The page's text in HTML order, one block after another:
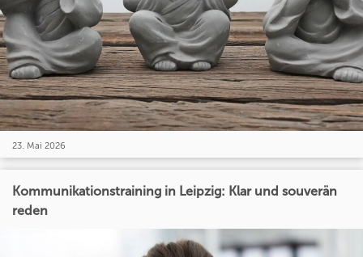
23. Mai 2026
Kommunikationstraining in Leipzig: Klar und souverän
reden